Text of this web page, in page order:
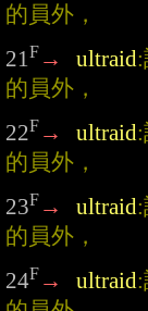
的員外，
21F → ultraid
的員外，
22F → ultraid
的員外，
23F → ultraid
的員外，
24F → ultraid